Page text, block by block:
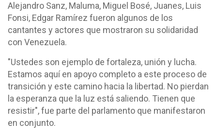
Alejandro Sanz, Maluma, Miguel Bosé, Juanes, Luis
Fonsi, Edgar Ramírez fueron algunos de los
cantantes y actores que mostraron su solidaridad
con Venezuela.
"Ustedes son ejemplo de fortaleza, unión y lucha.
Estamos aquí en apoyo completo a este proceso de
transición y este camino hacia la libertad. No pierdan
la esperanza que la luz está saliendo. Tienen que
resistir", fue parte del parlamento que manifestaron
en conjunto.